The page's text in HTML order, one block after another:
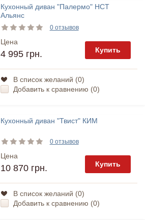
Кухонный диван "Палермо" НСТ
Альянс
0 отзывов
Цена
4 995 грн. Купить
В список желаний (0)
Добавить к сравнению (0)
Кухонный диван "Твист" КИМ
0 отзывов
Цена
10 870 грн. Купить
В список желаний (0)
Добавить к сравнению (0)